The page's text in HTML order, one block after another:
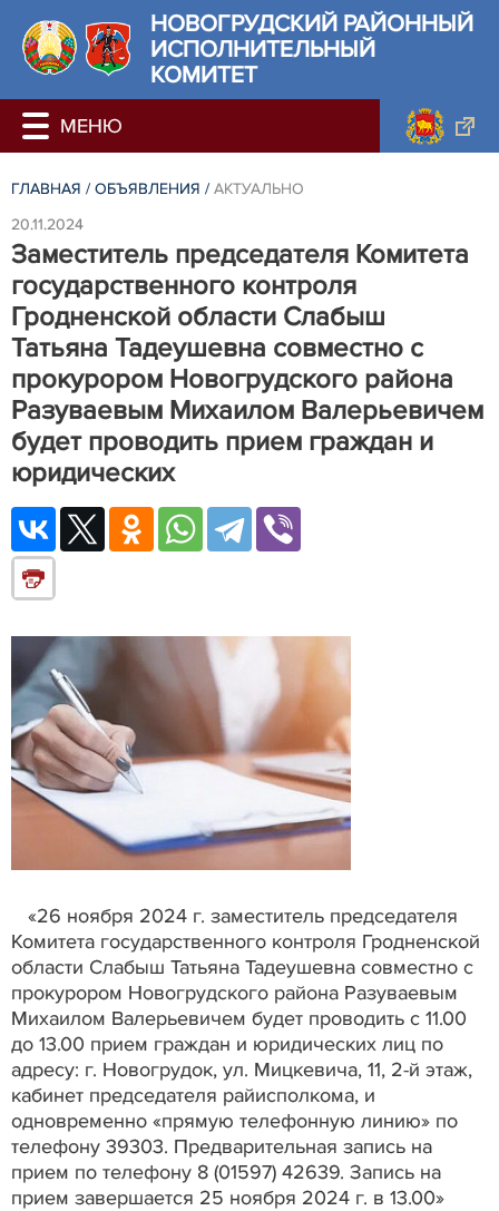
НОВОГРУДСКИЙ РАЙОННЫЙ
ИСПОЛНИТЕЛЬНЫЙ
КОМИТЕТ
ГЛАВНАЯ / ОБЪЯВЛЕНИЯ / АКТУАЛЬНО
20.11.2024
Заместитель председателя Комитета
государственного контроля
Гродненской области Слабыш
Татьяна Тадеушевна совместно с
прокурором Новогрудского района
Разуваевым Михаилом Валерьевичем
будет проводить прием граждан и
юридических
«26 ноября 2024 г. заместитель председателя
Комитета государственного контроля Гродненской
области Слабыш Татьяна Тадеушевна совместно с
прокурором Новогрудского района Разуваевым
Михаилом Валерьевичем будет проводить с 11.00
до 13.00 прием граждан и юридических лиц по
адресу: г. Новогрудок, ул. Мицкевича, 11, 2-й этаж,
кабинет председателя райисполкома, и
одновременно «прямую телефонную линию» по
телефону 39303. Предварительная запись на
прием по телефону 8 (01597) 42639. Запись на
прием завершается 25 ноября 2024 г. в 13.00»